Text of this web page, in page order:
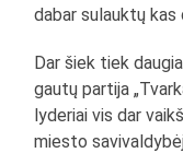
dabar sulauktų
Dar šiek tiek
gautų partija
lyderiai vis dar
miesto